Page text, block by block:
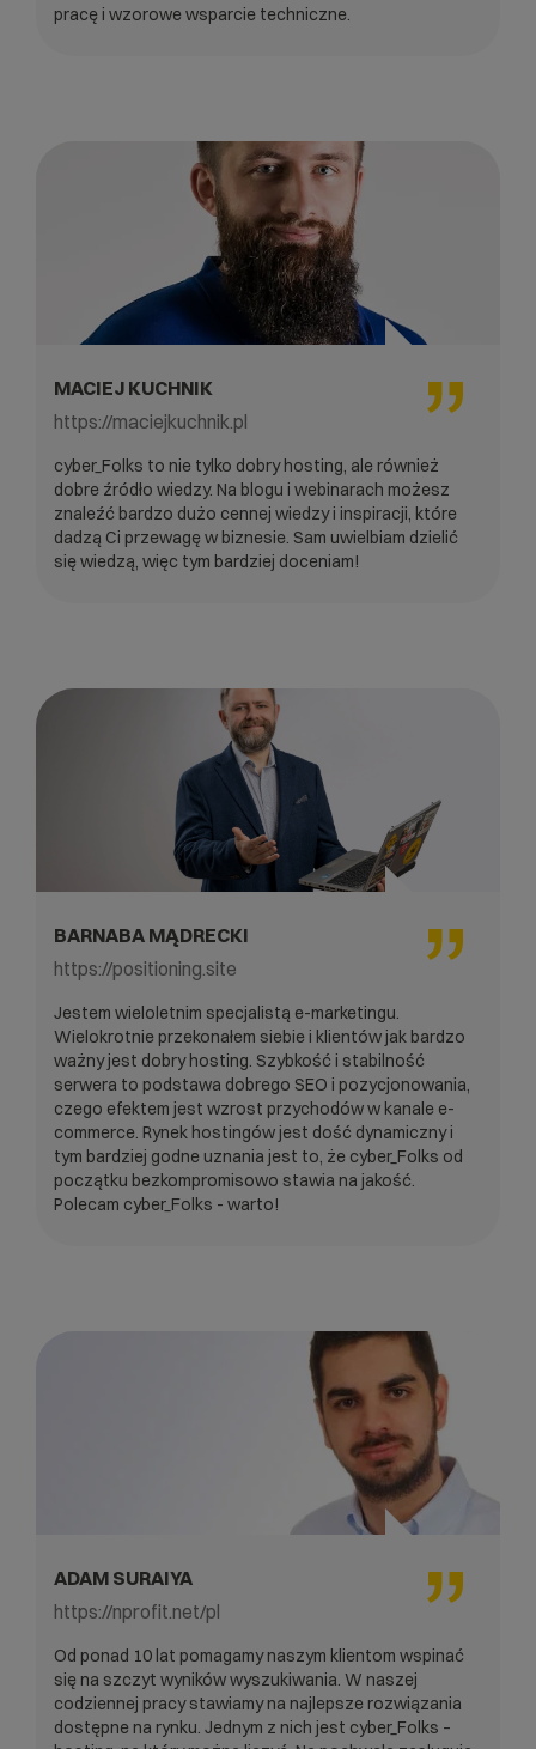
pracę i wzorowe wsparcie techniczne.
MACIEJ KUCHNIK
https://maciejkuchnik.pl
cyber_Folks to nie tylko dobry hosting, ale również
dobre źródło wiedzy. Na blogu i webinarach możesz
znaleźć bardzo dużo cennej wiedzy i inspiracji, które
dadzą Ci przewagę w biznesie. Sam uwielbiam dzielić
się wiedzą, więc tym bardziej doceniam!
BARNABA MĄDRECKI
https://positioning.site
Jestem wieloletnim specjalistą e-marketingu.
Wielokrotnie przekonałem siebie i klientów jak bardzo
ważny jest dobry hosting. Szybkość i stabilność
serwera to podstawa dobrego SEO i pozycjonowania,
czego efektem jest wzrost przychodów w kanale e-
commerce. Rynek hostingów jest dość dynamiczny i
tym bardziej godne uznania jest to, że cyber_Folks od
początku bezkompromisowo stawia na jakość.
Polecam cyber_Folks - warto!
ADAM SURAIYA
https://nprofit.net/pl
Od ponad 10 lat pomagamy naszym klientom wspinać
się na szczyt wyników wyszukiwania. W naszej
codziennej pracy stawiamy na najlepsze rozwiązania
dostępne na rynku. Jednym z nich jest cyber_Folks –